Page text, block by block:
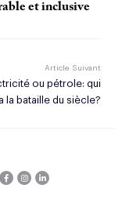
et inclusive
Article Suivant
ou pétrole: qui
la bataille du siècle?